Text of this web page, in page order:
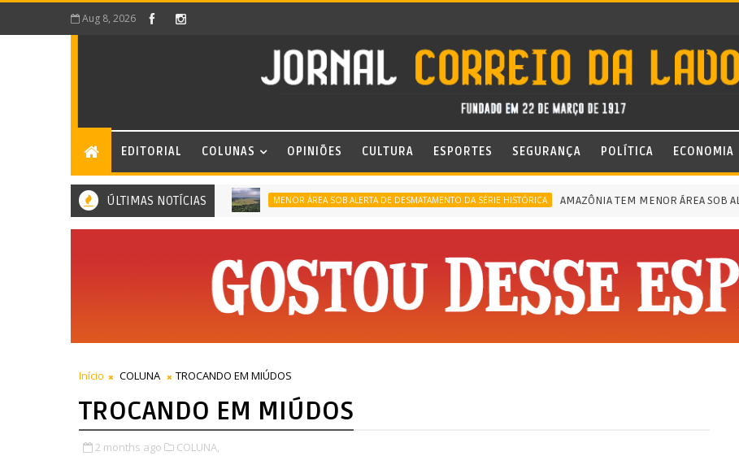
Aug 8, 2026
EDITORIAL COLUNAS OPINIÕES CULTURA ESPORTES SEGURANÇA POLÍTICA ECONOMIA
ÚLTIMAS NOTÍCIAS MENOR ÁREA SOB ALERTA DE DESMATAMENTO DA SÉRIE HISTÓRICA AMAZÔNIA TEM MENOR ÁREA SOB ALERTA
Início COLUNA TROCANDO EM MIÚDOS
TROCANDO EM MIÚDOS
2 months ago COLUNA,